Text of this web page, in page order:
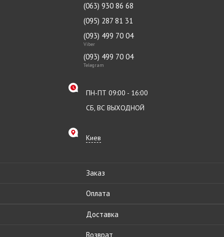
(063) 930 86 68
(095) 287 81 31
(093) 499 70 04
Viber
(093) 499 70 04
Telegram
ПН-ПТ 09:00 - 16:00
СБ, ВС ВЫХОДНОЙ
Киев
Заказ
Оплата
Доставка
Возврат